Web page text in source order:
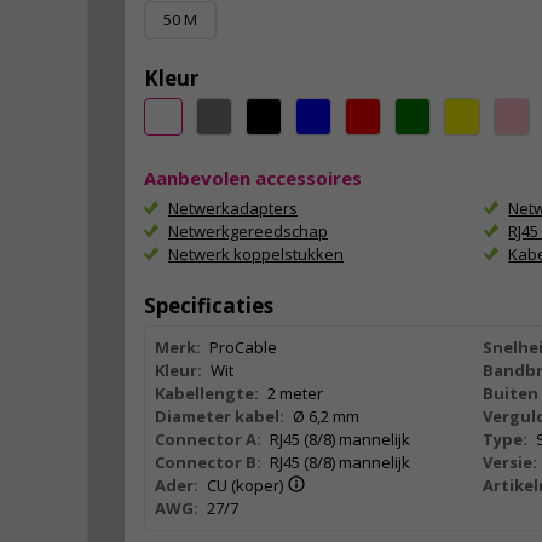
50 M
Kleur
Aanbevolen accessoires
Netwerkadapters
Netwerkgereedschap
Netwerk koppelstukken
Specificaties
Merk: ProCable
Kleur: Wit
Kabellengte: 2 meter
Diameter kabel: Ø 6,2 mm
Connector A: RJ45 (8/8) mannelijk
Connector B: RJ45 (8/8) mannelijk
Ader: CU (koper)
AWG: 27/7
Buiten
Type:
Versie: